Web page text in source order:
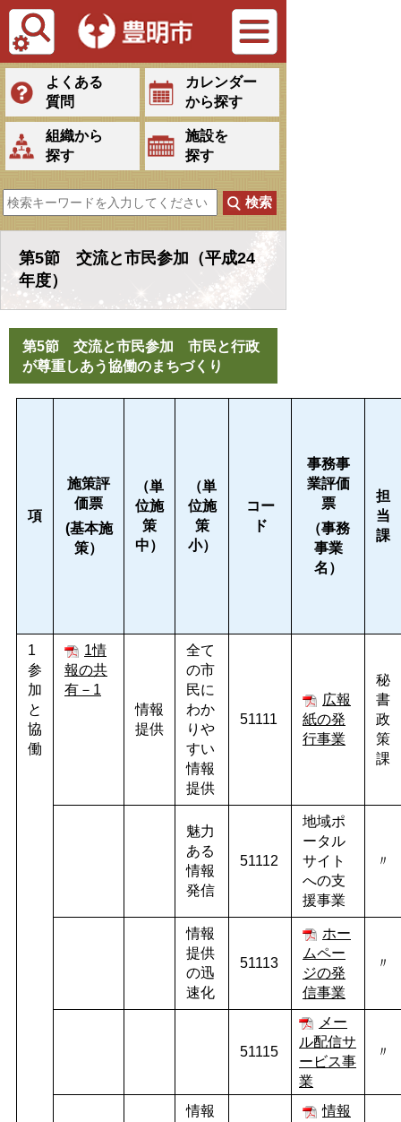
Tiếng Việt
よくある
質問
カレンダー
から探す
組織から
探す
施設を
探す
第5節 交流と市民参加（平成24
年度）
第5節 交流と市民参加 市民と行政
が尊重しあう協働のまちづくり
項
施策評
価票
(基本施
策）
（単
位施
策
中）
（単
位施
策
小）
コー
ド
事務事
業評価
票
（事務
事業
名）
担
当
課
1
参
加
と
協
働
1情
報の共
有－1
情報
提供
全て
の市
民に
わか
りや
すい
情報
提供
51111
広報
紙の発
行事業
秘
書
政
策
課
魅力
ある
情報
発信
51112
地域ポ
ータル
サイト
への支
援事業
〃
情報
提供
の迅
速化
51113
ホー
ムペー
ジの発
信事業
〃
51115
メー
ル配信サ
ービス事
業
〃
情報
情報